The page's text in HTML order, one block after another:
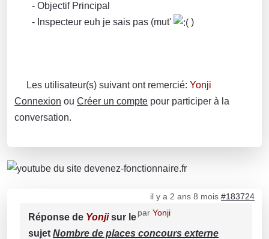
- Objectif Principal
- Inspecteur euh je sais pas (mut'
)
Les utilisateur(s) suivant ont remercié: Yonji
Connexion ou Créer un compte pour participer à la
conversation.
il y a 2 ans 8 mois #183724
par Yonji
Réponse de Yonjisur le
sujet Nombre de places concours externe